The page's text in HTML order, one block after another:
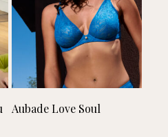
in de
Lees verder
Aubade Love Soul